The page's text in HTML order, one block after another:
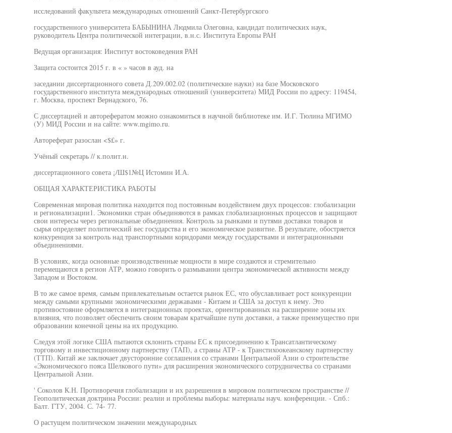
исследований факультета международных отношений Санкт-Петербургского
государственного университета БАБЫНИНА Людмила Олеговна, кандидат политических наук,
руководитель Центра политической интеграции, в.н.с. Института Европы РАН
Ведущая организация: Институт востоковедения РАН
Защита состоится 2015 г. в « » часов в ауд. на
заседании диссертационного совета Д.209.002.02 (политические науки) на базе Московского
государственного института международных отношений (университета) МИД России по адресу: 119454,
г. Москва, проспект Вернадского, 76.
С диссертацией и авторефератом можно ознакомиться в научной библиотеке им. И.Г. Тюлина МГИМО
(У) МИД России и на сайте: www.mgimo.ru.
Автореферат разослан <$£» г.
Учёный секретарь // к.полит.н.
диссертационного совета ¡/Ш$1№Ц Истомин И.А.
ОБЩАЯ ХАРАКТЕРИСТИКА РАБОТЫ
Современная мировая политика находится под постоянным воздействием двух процессов: глобализации
и регионализации1. Экономики стран объединяются в рамках глобализационных процессов и защищают
свои интересы через региональные объединения. Контроль за рынками и путями доставки товаров и
сырья определяет политический вес государства и его экономическое развитие. В результате, обостряется
конкуренция за контроль над транспортными коридорами между государствами и интеграционными
объединениями.
В условиях, когда основные производственные мощности в мире создаются и стремительно
перемещаются в регион АТР, можно говорить о размывании центра экономической активности между
Западом и Востоком.
В то же самое время, самым привлекательным остается рынок ЕС, что обуславливает рост конкуренции
между самыми крупными экономическими державами - Китаем и США за доступ к нему. Это
противостояние оформляется в интеграционных проектах, ориентированных на расширение зоны их
влияния, что позволяет обеспечить своим товарам кратчайшие пути доставки, а также преимущество при
образовании конечной цены на их продукцию.
Следуя этой логике США пытаются склонить страны ЕС к присоединению к Трансатлантическому
торговому и инвестиционному партнерству (ТАП), а страны АТР - к Транстихоокеанскому партнерству
(ТТП). Китай же заключает двусторонние соглашения со странами Центральной Азии о строительстве
«Экономического пояса Шелкового пути» для расширения экономического сотрудничества со странами
Центральной Азии.
' Соколов К.Н. Противоречия глобализации и их разрешения в мировом политическом пространстве //
Геополитическая доктрина России: реалии и проблемы выборы: материалы науч. конференции. - Спб.:
Балт. ГТУ, 2004. С. 74- 77.
О растущем политическом значении международных